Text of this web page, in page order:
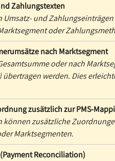
Zahlungstexten
Umsatz- und
oder
nach Marktsegment
oder nach
übertragen werden. Dies
zusätzlich zur PMS-
können zusätzliche
Marktsegmenten.
Reconciliation)